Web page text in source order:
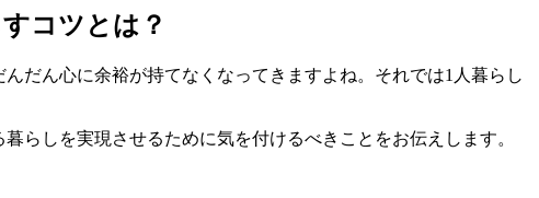
コツとは？
だん心に余裕が持てなくなってきますよね。それでは1人暮らし
らしを実現させるために気を付けるべきことをお伝えします。